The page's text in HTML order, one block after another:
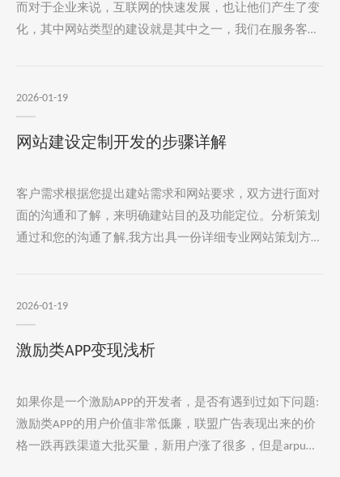
而对于企业来说，互联网的快速发展，也让他们产生了变
化，其中网站类型的建设就是其中之一，我们在服务客户
重要了，所以就会有一个问题，做响应式/自适应网站有
哪些优点？1、更利于SEO优化对于网站后期的SEO优化而
言，响应式的网站更加利于SEO优化的推广，因为网站的
2026-01-19
网站建设定制开发的步骤详解
客户需求根据您提出建站需求和网站要求，双方进行面对
面的沟通和了解，来明确建站目的及功能定位。分析策划
通过和您的沟通了解,我方出具一份详细专业网站策划方
内容和报价认可了，这时您需要与我方签订网站制作合同
并支付50%的预付款，申请域名并开始进行页面设计工
作。页面设计签订合同约三个工作日后，我方设计出首页
2026-01-19
激励类APP变现浅析
如果你是一个激励APP的开发者，是否有遇到过如下问题:
激励类APP的用户价值非常低廉，联盟广告表现出来的价
格一跌再跌渠道大批买量，新用户涨了很多，但是arpu却